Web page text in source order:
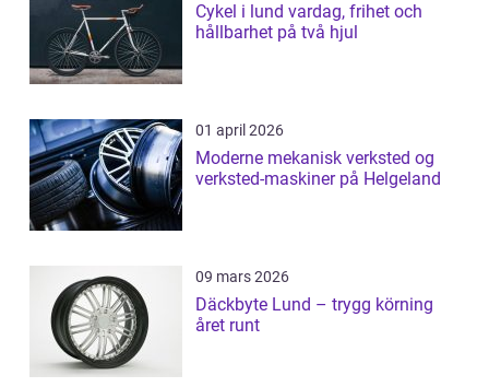
Cykel i lund vardag, frihet och
hållbarhet på två hjul
01 april 2026
Moderne mekanisk verksted og
verksted-maskiner på Helgeland
09 mars 2026
Däckbyte Lund – trygg körning
året runt